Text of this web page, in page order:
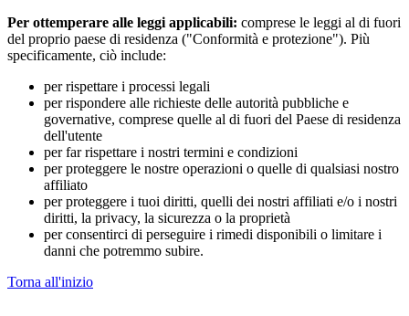
Per ottemperare alle leggi applicabili: comprese le leggi al di fuori
del proprio paese di residenza ("Conformità e protezione"). Più
specificamente, ciò include:
per rispettare i processi legali
per rispondere alle richieste delle autorità pubbliche e
governative, comprese quelle al di fuori del Paese di residenza
dell'utente
per far rispettare i nostri termini e condizioni
per proteggere le nostre operazioni o quelle di qualsiasi nostro
affiliato
per proteggere i tuoi diritti, quelli dei nostri affiliati e/o i nostri
diritti, la privacy, la sicurezza o la proprietà
per consentirci di perseguire i rimedi disponibili o limitare i
danni che potremmo subire.
Torna all'inizio